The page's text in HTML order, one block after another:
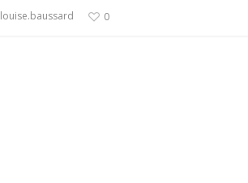
louise.baussard 0